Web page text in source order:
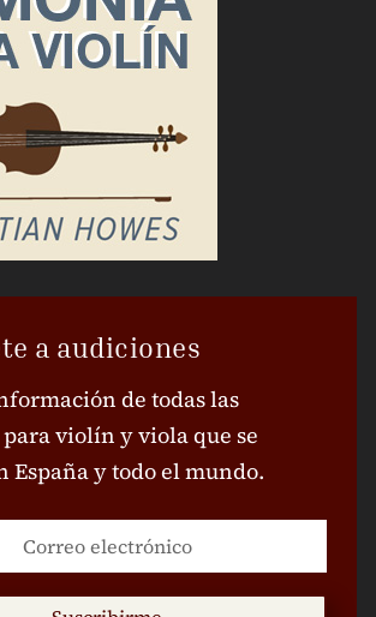
a audiciones
de todas las
violín y viola que se
España y todo el mundo.